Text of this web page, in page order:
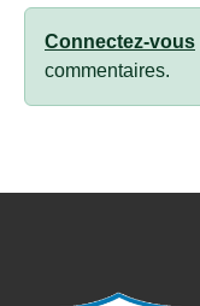
Connectez-vous
commentaires.